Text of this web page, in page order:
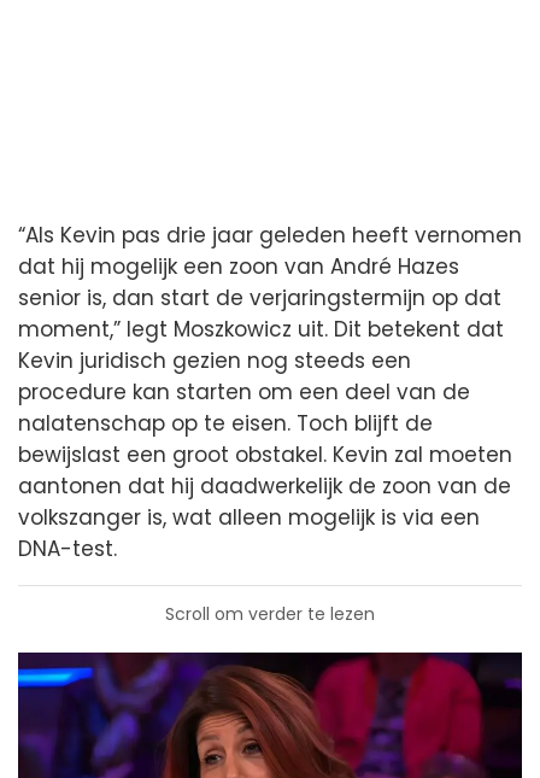
“Als Kevin pas drie jaar geleden heeft vernomen
dat hij mogelijk een zoon van André Hazes
senior is, dan start de verjaringstermijn op dat
moment,” legt Moszkowicz uit. Dit betekent dat
Kevin juridisch gezien nog steeds een
procedure kan starten om een deel van de
nalatenschap op te eisen. Toch blijft de
bewijslast een groot obstakel. Kevin zal moeten
aantonen dat hij daadwerkelijk de zoon van de
volkszanger is, wat alleen mogelijk is via een
DNA-test.
Scroll om verder te lezen